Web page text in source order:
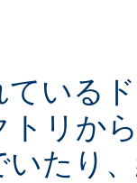
ている
トリか
いたり